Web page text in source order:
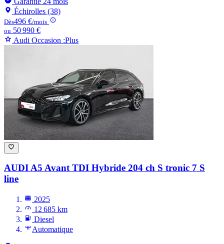
Échirolles (38)
Dès496 €/mois
ou 50 990 €
Audi Occasion :Plus
AUDI A5 Avant TDI Hybride 204 ch S tronic 7 S
line
2025
12 685 km
Diesel
Automatique